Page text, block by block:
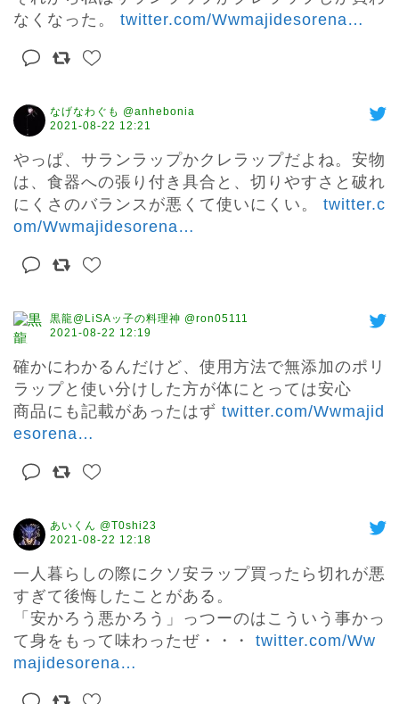
なくなった。 twitter.com/Wwmajidesorena…
なげなわぐも @anhebonia
2021-08-22 12:21
やっぱ、サランラップかクレラップだよね。安物
は、食器への張り付き具合と、切りやすさと破れ
にくさのバランスが悪くて使いにくい。 twitter.c
om/Wwmajidesorena…
黒龍@LiSAッ子の料理神 @ron05111
2021-08-22 12:19
確かにわかるんだけど、使用方法で無添加のポリ
ラップと使い分けした方が体にとっては安心
商品にも記載があったはず twitter.com/Wwmajid
esorena…
あいくん @T0shi23
2021-08-22 12:18
一人暮らしの際にクソ安ラップ買ったら切れが悪
すぎて後悔したことがある。
「安かろう悪かろう」っつーのはこういう事かっ
て身をもって味わったぜ・・・ twitter.com/Ww
majidesorena…